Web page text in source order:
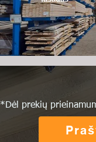
*Dėl prekių